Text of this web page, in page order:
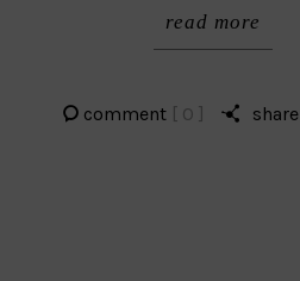
read more
comment [ 0 ] share